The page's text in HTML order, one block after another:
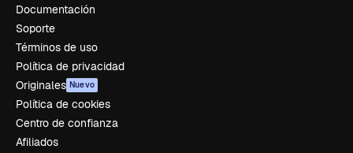
Documentación
Soporte
Términos de uso
Política de privacidad
Originales Nuevo
Política de cookies
Centro de confianza
Afiliados